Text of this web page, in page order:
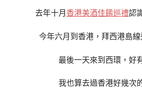
去年十月 香港美酒佳餚巡禮認
今年六月到香港，拜西港島線
最後一天來到西環，好
我也算去過香港好幾次